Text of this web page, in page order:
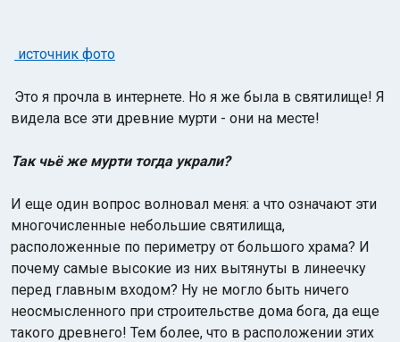
источник фото
Это я прочла в интернете. Но я же была в святилище! Я
видела все эти древние мурти - они на месте!
Так чьё же мурти тогда украли?
И еще один вопрос волновал меня: а что означают эти
многочисленные небольшие святилища,
расположенные по периметру от большого храма? И
почему самые высокие из них вытянуты в линеечку
перед главным входом? Ну не могло быть ничего
неосмысленного при строительстве дома бога, да еще
такого древнего! Тем более, что в расположении этих